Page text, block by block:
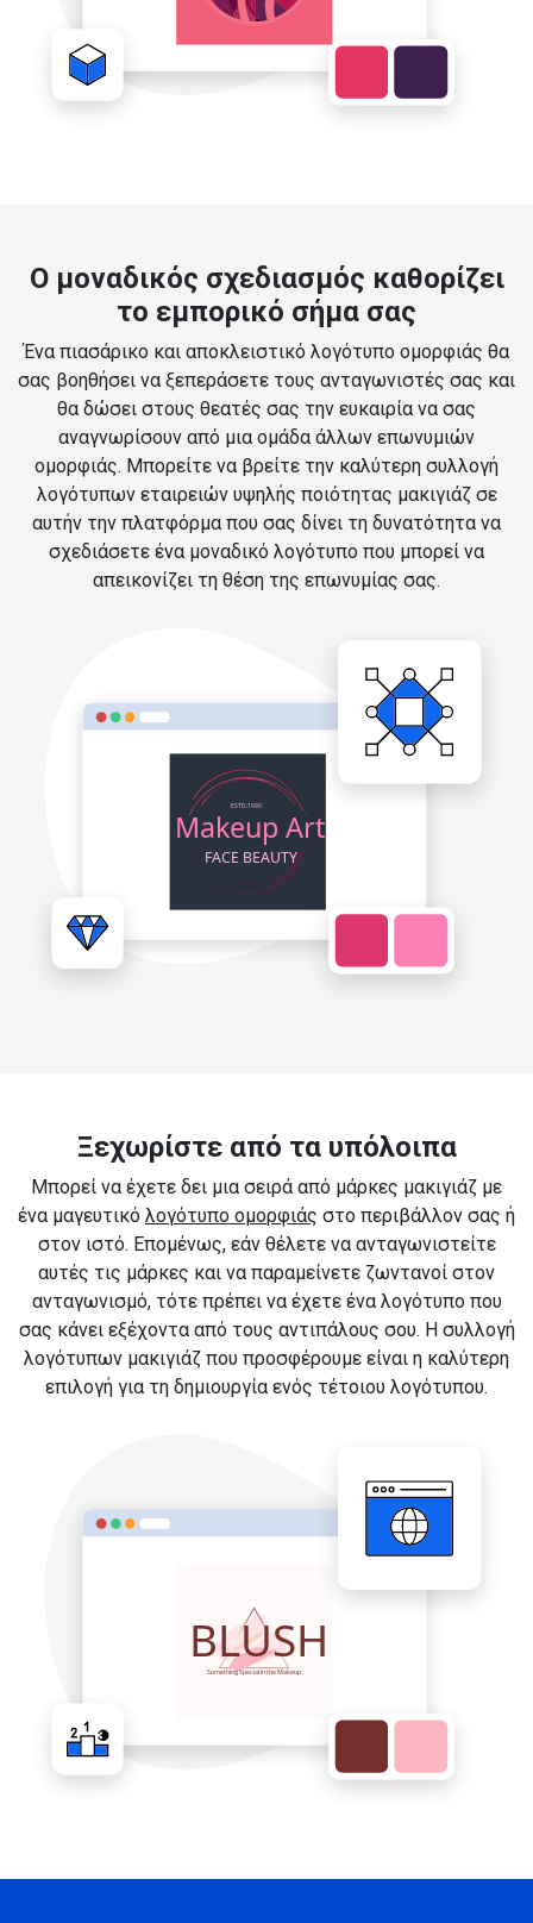
Ο μοναδικός σχεδιασμός καθορίζει
το εμπορικό σήμα σας
Ένα πιασάρικο και αποκλειστικό λογότυπο ομορφιάς θα
σας βοηθήσει να ξεπεράσετε τους ανταγωνιστές σας και
θα δώσει στους θεατές σας την ευκαιρία να σας
αναγνωρίσουν από μια ομάδα άλλων επωνυμιών
ομορφιάς. Μπορείτε να βρείτε την καλύτερη συλλογή
λογότυπων εταιρειών υψηλής ποιότητας μακιγιάζ σε
αυτήν την πλατφόρμα που σας δίνει τη δυνατότητα να
σχεδιάσετε ένα μοναδικό λογότυπο που μπορεί να
απεικονίζει τη θέση της επωνυμίας σας.
Ξεχωρίστε από τα υπόλοιπα
Μπορεί να έχετε δει μια σειρά από μάρκες μακιγιάζ με
ένα μαγευτικό λογότυπο ομορφιάς στο περιβάλλον σας ή
στον ιστό. Επομένως, εάν θέλετε να ανταγωνιστείτε
αυτές τις μάρκες και να παραμείνετε ζωντανοί στον
ανταγωνισμό, τότε πρέπει να έχετε ένα λογότυπο που
σας κάνει εξέχοντα από τους αντιπάλους σου. Η συλλογή
λογότυπων μακιγιάζ που προσφέρουμε είναι η καλύτερη
επιλογή για τη δημιουργία ενός τέτοιου λογότυπου.